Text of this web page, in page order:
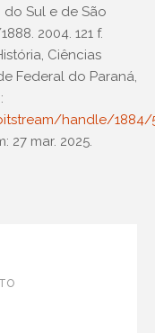
do Sul e de São
2004. 121 f.
Ciências
Federal do Paraná,
handle/1884/
27 mar. 2025.